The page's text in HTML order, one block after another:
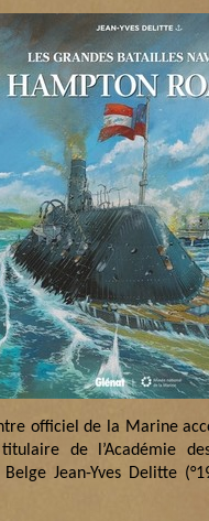
officiel de la Marine
de l’Académie
Jean-Yves Delitte